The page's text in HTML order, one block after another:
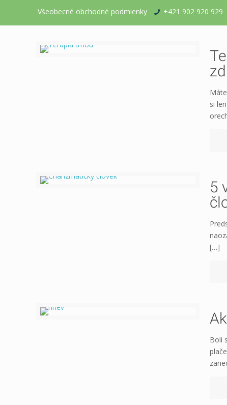
Všeobecné obchodné podmienky +421 902 920 929
si
5
[…]
Boli